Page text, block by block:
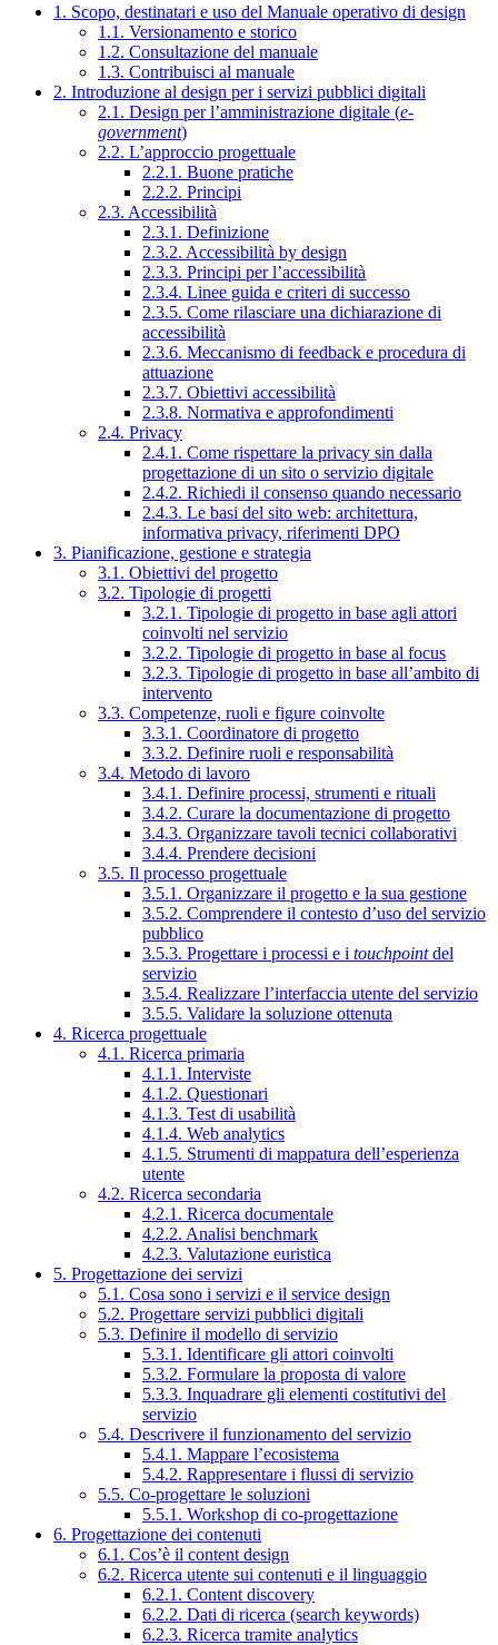
1. Scopo, destinatari e uso del Manuale operativo di design
1.1. Versionamento e storico
1.2. Consultazione del manuale
1.3. Contribuisci al manuale
2. Introduzione al design per i servizi pubblici digitali
2.1. Design per l’amministrazione digitale (e-
government)
2.2. L’approccio progettuale
2.2.1. Buone pratiche
2.2.2. Principi
2.3. Accessibilità
2.3.1. Definizione
2.3.2. Accessibilità by design
2.3.3. Principi per l’accessibilità
2.3.4. Linee guida e criteri di successo
2.3.5. Come rilasciare una dichiarazione di
accessibilità
2.3.6. Meccanismo di feedback e procedura di
attuazione
2.3.7. Obiettivi accessibilità
2.3.8. Normativa e approfondimenti
2.4. Privacy
2.4.1. Come rispettare la privacy sin dalla
progettazione di un sito o servizio digitale
2.4.2. Richiedi il consenso quando necessario
2.4.3. Le basi del sito web: architettura,
informativa privacy, riferimenti DPO
3. Pianificazione, gestione e strategia
3.1. Obiettivi del progetto
3.2. Tipologie di progetti
3.2.1. Tipologie di progetto in base agli attori
coinvolti nel servizio
3.2.2. Tipologie di progetto in base al focus
3.2.3. Tipologie di progetto in base all’ambito di
intervento
3.3. Competenze, ruoli e figure coinvolte
3.3.1. Coordinatore di progetto
3.3.2. Definire ruoli e responsabilità
3.4. Metodo di lavoro
3.4.1. Definire processi, strumenti e rituali
3.4.2. Curare la documentazione di progetto
3.4.3. Organizzare tavoli tecnici collaborativi
3.4.4. Prendere decisioni
3.5. Il processo progettuale
3.5.1. Organizzare il progetto e la sua gestione
3.5.2. Comprendere il contesto d’uso del servizio
pubblico
3.5.3. Progettare i processi e i touchpointdel
servizio
3.5.4. Realizzare l’interfaccia utente del servizio
3.5.5. Validare la soluzione ottenuta
4. Ricerca progettuale
4.1. Ricerca primaria
4.1.1. Interviste
4.1.2. Questionari
4.1.3. Test di usabilità
4.1.4. Web analytics
4.1.5. Strumenti di mappatura dell’esperienza
utente
4.2. Ricerca secondaria
4.2.1. Ricerca documentale
4.2.2. Analisi benchmark
4.2.3. Valutazione euristica
5. Progettazione dei servizi
5.1. Cosa sono i servizi e il service design
5.2. Progettare servizi pubblici digitali
5.3. Definire il modello di servizio
5.3.1. Identificare gli attori coinvolti
5.3.2. Formulare la proposta di valore
5.3.3. Inquadrare gli elementi costitutivi del
servizio
5.4. Descrivere il funzionamento del servizio
5.4.1. Mappare l’ecosistema
5.4.2. Rappresentare i flussi di servizio
5.5. Co-progettare le soluzioni
5.5.1. Workshop di co-progettazione
6. Progettazione dei contenuti
6.1. Cos’è il content design
6.2. Ricerca utente sui contenuti e il linguaggio
6.2.1. Content discovery
6.2.2. Dati di ricerca (search keywords)
6.2.3. Ricerca tramite analytics